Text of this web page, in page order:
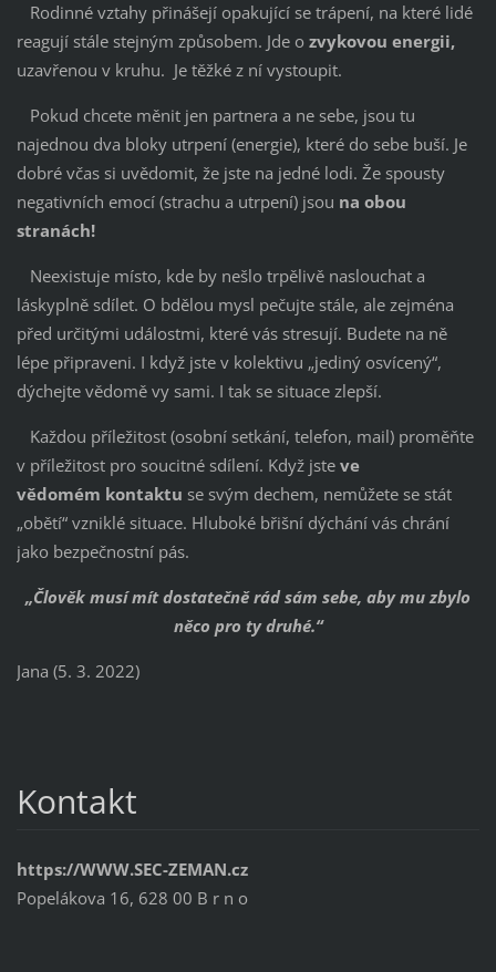
Rodinné vztahy přinášejí opakující se trápení, na které lidé
reagují stále stejným způsobem. Jde o zvykovou energii,
uzavřenou v kruhu. Je těžké z ní vystoupit.
Pokud chcete měnit jen partnera a ne sebe, jsou tu
najednou dva bloky utrpení (energie), které do sebe buší. Je
dobré včas si uvědomit, že jste na jedné lodi. Že spousty
negativních emocí (strachu a utrpení) jsou na obou
stranách!
Neexistuje místo, kde by nešlo trpělivě naslouchat a
láskyplně sdílet. O bdělou mysl pečujte stále, ale zejména
před určitými událostmi, které vás stresují. Budete na ně
lépe připraveni. I když jste v kolektivu „jediný osvícený“,
dýchejte vědomě vy sami. I tak se situace zlepší.
Každou příležitost (osobní setkání, telefon, mail) proměňte
v příležitost pro soucitné sdílení. Když jste ve
vědomém kontaktu se svým dechem, nemůžete se stát
„obětí“ vzniklé situace. Hluboké břišní dýchání vás chrání
jako bezpečnostní pás.
„Člověk musí mít dostatečně rád sám sebe, aby mu zbylo
něco pro ty druhé.“
Jana (5. 3. 2022)
Kontakt
https://WWW.SEC-ZEMAN.cz
Popelákova 16, 628 00 B r n o